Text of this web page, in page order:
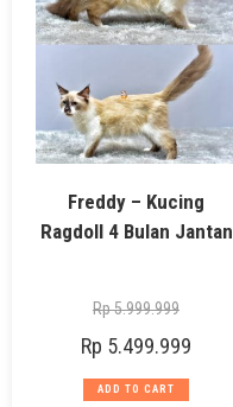
Freddy – Kucing
Ragdoll 4 Bulan Jantan
Rp5.999.999
Rp 5.499.999
ADD TO CART